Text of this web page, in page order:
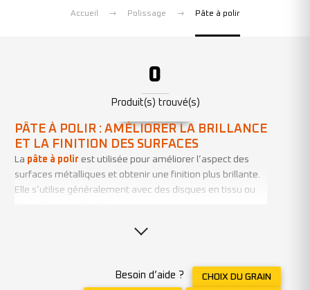
Accueil Polissage Pâte à polir
0
Produit(s) trouvé(s)
PÂTE À POLIR : AMÉLIORER LA BRILLANCE
ET LA FINITION DES SURFACES
La pâte à polir est utilisée pour améliorer l’aspect des
surfaces métalliques et obtenir une finition plus brillante.
Elle s’utilise généralement avec des disques en tissu ou
, notamment dans les
CHOISIR LA PÂTE ADAPTÉE AU RÉSULTAT
Besoin d’aide ? CHOIX DU GRAIN